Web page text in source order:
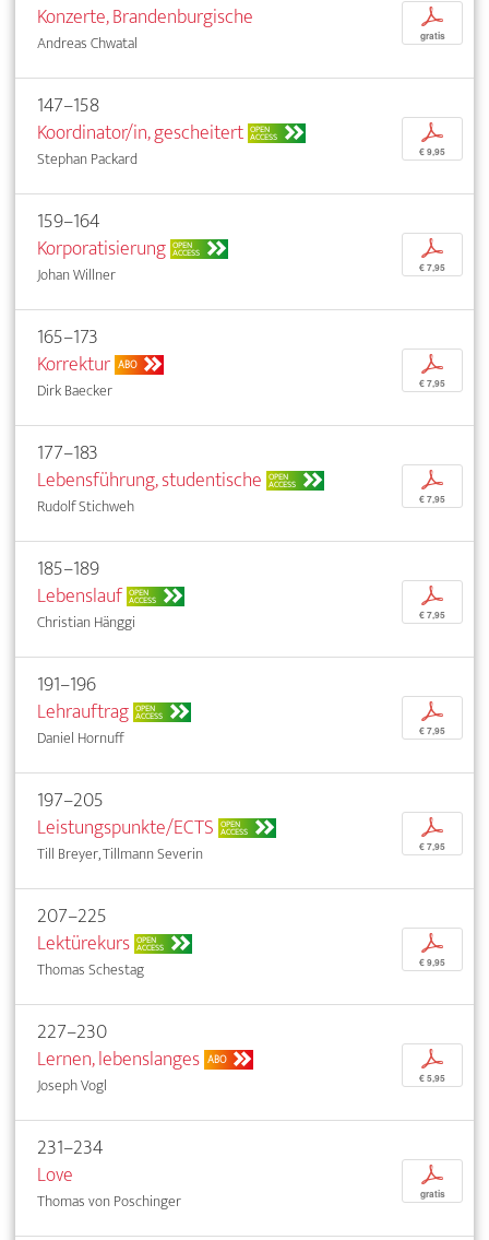
Konzerte, Brandenburgische
Andreas Chwatal
p
gratis
147–158
Koordinator/in, gescheitert OPEN
ACCESS
Stephan Packard
p
€ 9,95
159–164
Korporatisierung OPEN
ACCESS
Johan Willner
p
€ 7,95
165–173
Korrektur ABO
Dirk Baecker
p
€ 7,95
177–183
Lebensführung, studentische OPEN
ACCESS
Rudolf Stichweh
p
€ 7,95
185–189
Lebenslauf OPEN
ACCESS
Christian Hänggi
p
€ 7,95
191–196
Lehrauftrag OPEN
ACCESS
Daniel Hornuff
p
€ 7,95
197–205
Leistungspunkte/ECTS OPEN
ACCESS
Till Breyer, Tillmann Severin
p
€ 7,95
207–225
Lektürekurs OPEN
ACCESS
Thomas Schestag
p
€ 9,95
227–230
Lernen, lebenslanges ABO
Joseph Vogl
p
€ 5,95
231–234
Love
Thomas von Poschinger
p
gratis